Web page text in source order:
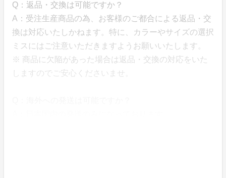
Q：返品・交換は可能ですか？
A：受注生産商品の為、お客様のご都合による返品・交
換は対応いたしかねます。特に、カラーやサイズの選択
ミスにはご注意いただきますようお願いいたします。
※ 商品に欠陥があった場合は返品・交換の対応をいた
しますのでご安心くださいませ。